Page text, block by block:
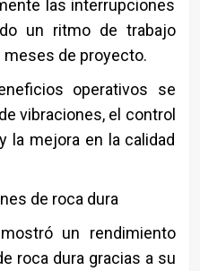
las interrupciones
un ritmo de trabajo
de proyecto.
operativos se
vibraciones, el control
la mejora en la calidad
de roca dura
un rendimiento
roca dura gracias a su